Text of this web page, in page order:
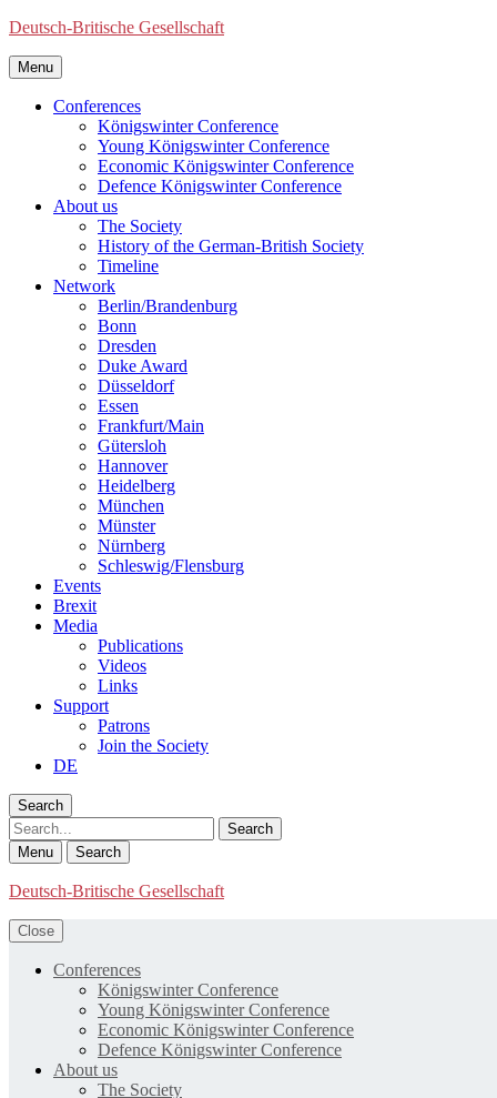
Deutsch-Britische Gesellschaft
Menu
Conferences
Königswinter Conference
Young Königswinter Conference
Economic Königswinter Conference
Defence Königswinter Conference
About us
The Society
History of the German-British Society
Timeline
Network
Berlin/Brandenburg
Bonn
Dresden
Duke Award
Düsseldorf
Essen
Frankfurt/Main
Gütersloh
Hannover
Heidelberg
München
Münster
Nürnberg
Schleswig/Flensburg
Events
Brexit
Media
Publications
Videos
Links
Support
Patrons
Join the Society
DE
Search
Search
Menu Search
Deutsch-Britische Gesellschaft
Close
Conferences
Königswinter Conference
Young Königswinter Conference
Economic Königswinter Conference
Defence Königswinter Conference
About us
The Society